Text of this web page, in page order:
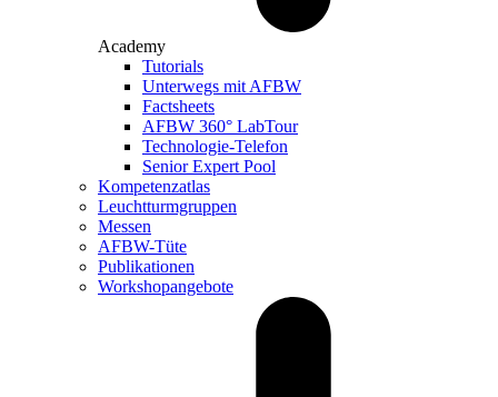
Academy
Tutorials
Unterwegs mit AFBW
Factsheets
AFBW 360° LabTour
Technologie-Telefon
Senior Expert Pool
Kompetenzatlas
Leuchtturm­gruppen
Messen
AFBW-Tüte
Publikationen
Workshopangebote